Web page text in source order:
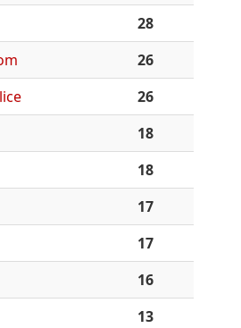
28
26
26
18
18
17
17
16
13